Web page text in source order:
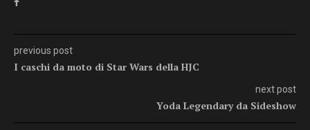
previous post
I caschi da moto di Star Wars della HJC
next post
Yoda Legendary da Sideshow